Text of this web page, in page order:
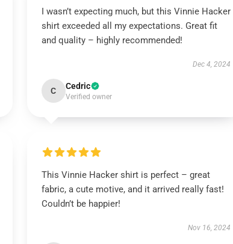
I wasn’t expecting much, but this Vinnie Hacker
shirt exceeded all my expectations. Great fit
and quality – highly recommended!
Dec 4, 2024
C Cedric
Verified owner
This Vinnie Hacker shirt is perfect – great
fabric, a cute motive, and it arrived really fast!
Couldn’t be happier!
Nov 16, 2024